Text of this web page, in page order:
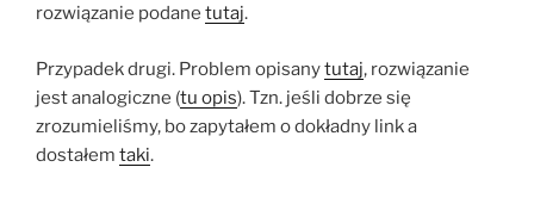
rozwiązanie podane tutaj.
Przypadek drugi. Problem opisanytutaj, rozwiązanie
jest analogiczne (tu opis). Tzn. jeśli dobrze się
zrozumieliśmy, bo zapytałem o dokładny link a
dostałem taki.